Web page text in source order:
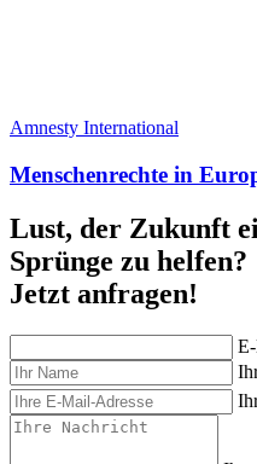
Amnesty International
Menschenrechte in
Lust, der Zukunft
Sprünge zu helfen?
Jetzt anfragen!